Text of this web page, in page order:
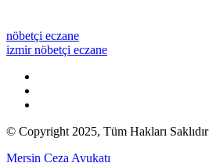
nöbetçi eczane
izmir nöbetçi eczane
© Copyright 2025, Tüm Hakları Saklıdır
Mersin Ceza Avukatı